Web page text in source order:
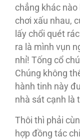
chẳng khác
chơi xấu nhau,
lấy chổi quét
ra là mình vụn
nhỉ! Tống cổ
Chúng không
hành tinh này
nhà sát cạnh là
Thôi thì phải
hợp đồng tác